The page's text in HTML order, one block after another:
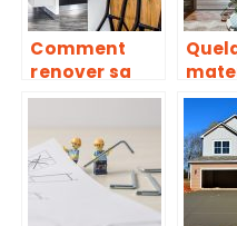
Comment
renover sa
cuisine et
economies?
es